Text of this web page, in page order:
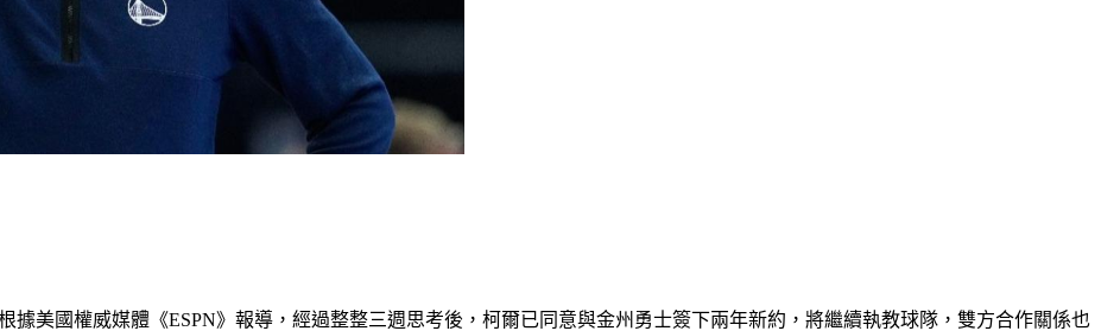
據美國權威媒體《ESPN》報導，經過整整三週思考後，柯爾已同意與金州勇士簽下兩年新約，將繼續執教球隊，雙方合作關係也